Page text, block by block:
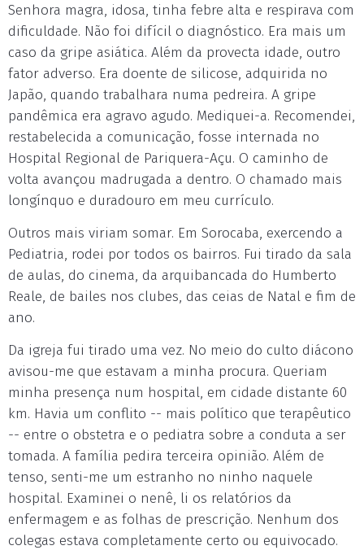
Senhora magra, idosa, tinha febre alta e respirava com
dificuldade. Não foi difícil o diagnóstico. Era mais um
caso da gripe asiática. Além da provecta idade, outro
fator adverso. Era doente de silicose, adquirida no
Japão, quando trabalhara numa pedreira. A gripe
pandêmica era agravo agudo. Mediquei-a. Recomendei,
restabelecida a comunicação, fosse internada no
Hospital Regional de Pariquera-Açu. O caminho de
volta avançou madrugada a dentro. O chamado mais
longínquo e duradouro em meu currículo.
Outros mais viriam somar. Em Sorocaba, exercendo a
Pediatria, rodei por todos os bairros. Fui tirado da sala
de aulas, do cinema, da arquibancada do Humberto
Reale, de bailes nos clubes, das ceias de Natal e fim de
ano.
Da igreja fui tirado uma vez. No meio do culto diácono
avisou-me que estavam a minha procura. Queriam
minha presença num hospital, em cidade distante 60
km. Havia um conflito -- mais político que terapêutico
-- entre o obstetra e o pediatra sobre a conduta a ser
tomada. A família pedira terceira opinião. Além de
tenso, senti-me um estranho no ninho naquele
hospital. Examinei o nenê, li os relatórios da
enfermagem e as folhas de prescrição. Nenhum dos
colegas estava completamente certo ou equivocado.